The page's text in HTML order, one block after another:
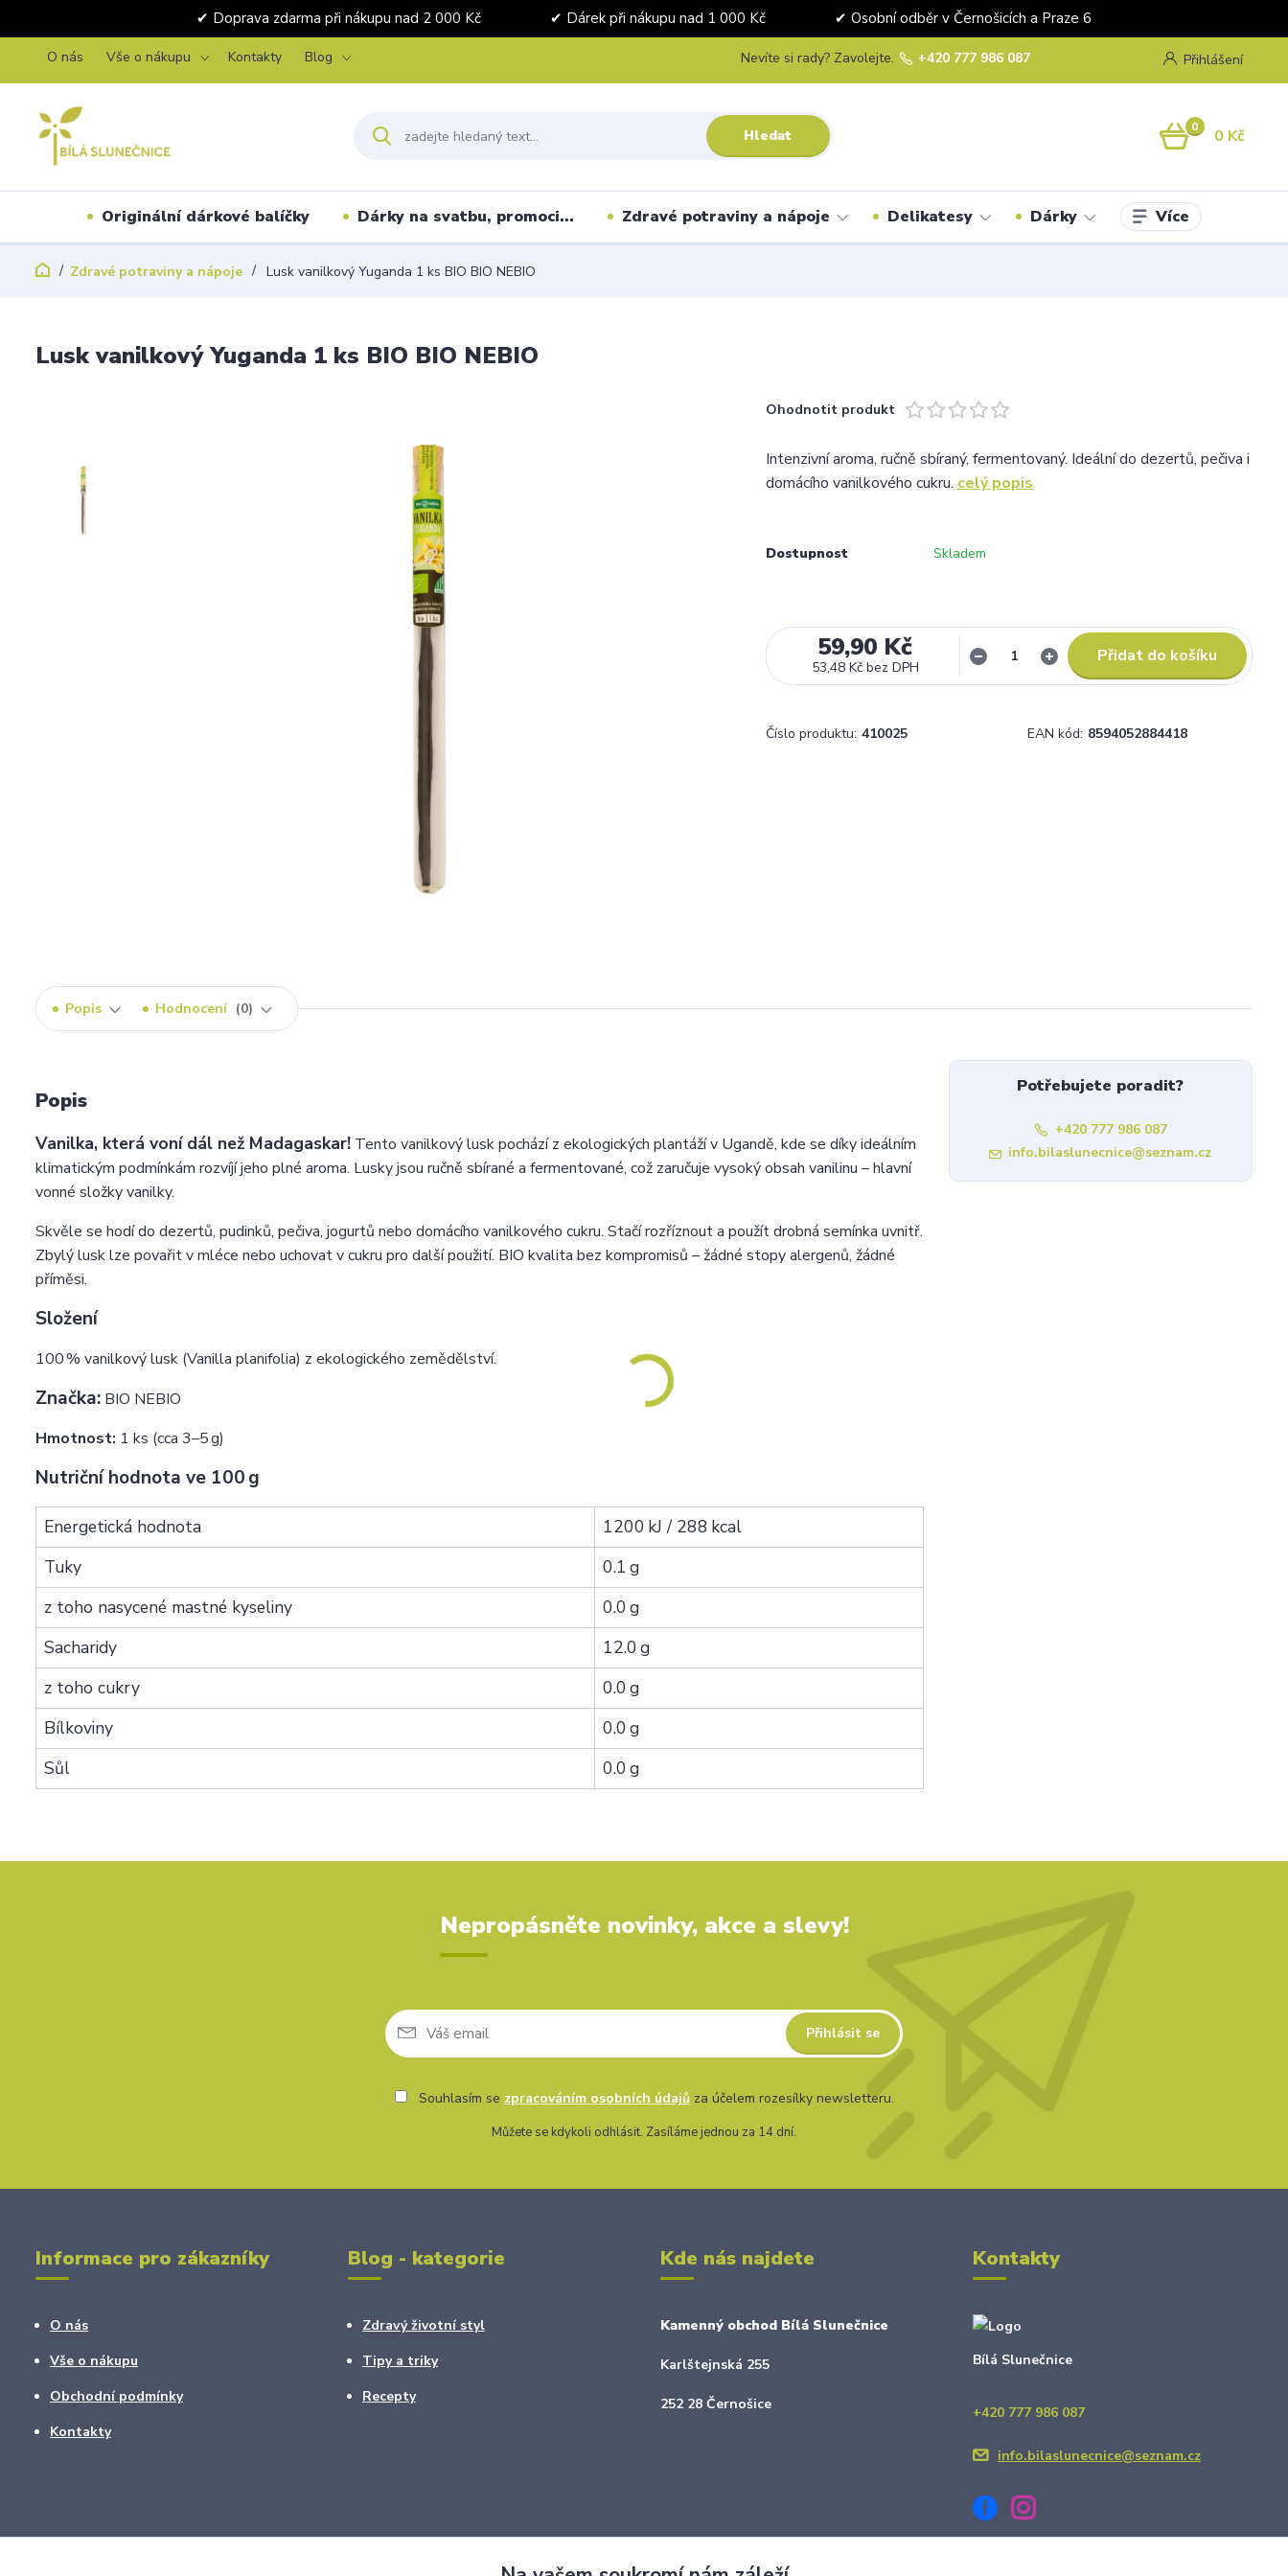
✔ Doprava zdarma při nákupu nad 2 000 Kč ✔ Dárek při nákupu nad 1 000 Kč ✔ Osobní odběr v Černošicích a Praze 6
O nás Vše o nákupu Kontakty Blog Přihlášení
Hledat
Nevíte si rady? Zavolejte. +420 777 986 087
0 0 Kč
Originální dárkové balíčky Dárky na svatbu, promoci... Zdravé potraviny a nápoje Delikatesy Dárky Více
Zdravé potraviny a nápoje Lusk vanilkový Yuganda 1 ks BIO BIO NEBIO
Lusk vanilkový Yuganda 1 ks BIO BIO NEBIO
Ohodnotit produkt
Intenzivní aroma, ručně sbíraný, fermentovaný. Ideální do dezertů, pečiva i
domácího vanilkového cukru. celý popis
Dostupnost Skladem
59,90 Kč
53,48 Kč bez DPH
Přidat do košíku
Číslo produktu: 410025 EAN kód: 8594052884418
Popis Hodnocení 0
Popis
Vanilka, která voní dál než Madagaskar! Tento vanilkový lusk pochází z ekologických plantáží v Ugandě, kde se díky ideálním
klimatickým podmínkám rozvíjí jeho plné aroma. Lusky jsou ručně sbírané a fermentované, což zaručuje vysoký obsah vanilinu – hlavní
vonné složky vanilky.
Skvěle se hodí do dezertů, pudinků, pečiva, jogurtů nebo domácího vanilkového cukru. Stačí rozříznout a použít drobná semínka uvnitř.
Zbylý lusk lze povařit v mléce nebo uchovat v cukru pro další použití. BIO kvalita bez kompromisů – žádné stopy alergenů, žádné
příměsi.
Složení
100 % vanilkový lusk (Vanilla planifolia) z ekologického zemědělství.
Značka: BIO NEBIO
Hmotnost: 1 ks (cca 3–5 g)
Nutriční hodnota ve 100 g
Energetická hodnota
1200 kJ / 288 kcal
Tuky
0.1 g
z toho nasycené mastné kyseliny
0.0 g
Sacharidy
12.0 g
z toho cukry
0.0 g
Bílkoviny
0.0 g
Sůl
0.0 g
Potřebujete poradit?
+420 777 986 087
info.bilaslunecnice@seznam.cz
Nepropásněte novinky, akce a slevy!
Přihlásit se
Souhlasím se zpracováním osobních údajůza účelem rozesílky newsletteru.
Můžete se kdykoli odhlásit. Zasíláme jednou za 14 dní.
Informace pro zákazníky
O nás
Vše o nákupu
Obchodní podmínky
Kontakty
Blog - kategorie
Zdravý životní styl
Tipy a triky
Recepty
Kde nás najdete
Kamenný obchod Bílá Slunečnice
Karlštejnská 255
252 28 Černošice
Kontakty
Bílá Slunečnice
+420 777 986 087
info.bilaslunecnice@seznam.cz